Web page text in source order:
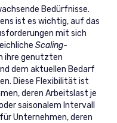
Bedürfnisse.
ist es wichtig, auf das
mit sich
Scaling-
ihre genutzten
dem aktuellen Bedarf
Diese Flexibilität ist
deren Arbeitslast je
saisonalem Intervall
Unternehmen, deren